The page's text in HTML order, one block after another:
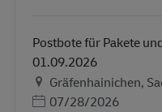
Postbote für Pakete
01.09.2026
Местоположение
Gräfenhainichen,
Дата публикации
07/28/2026